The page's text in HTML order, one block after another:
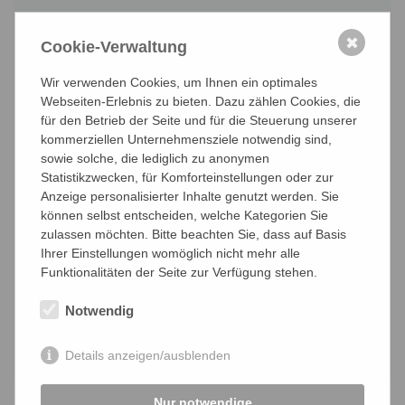
Bitte senden Sie uns Ihren Lebenslauf, ein Foto
und Ihre Zeugnisse damit wir uns ein Bild von
×
Max. 10 MB. Erlaubt sind
.pdf,.odt,.doc,.docx,.xls,.xlsx,.png,.jpg,.jpeg,.zip
Max. 10 MB. Erlaubt sind
.pdf,.odt,.doc,.docx,.xls,.xlsx,.png,.jpg,.jpeg,.zip
Max. 10 MB. Erlaubt sind
Cookie-Verwaltung
Wir verwenden Cookies, um Ihnen ein optimales
Webseiten-Erlebnis zu bieten. Dazu zählen Cookies, die
für den Betrieb der Seite und für die Steuerung unserer
kommerziellen Unternehmensziele notwendig sind,
sowie solche, die lediglich zu anonymen
Statistikzwecken, für Komforteinstellungen oder zur
Anzeige personalisierter Inhalte genutzt werden. Sie
können selbst entscheiden, welche Kategorien Sie
zulassen möchten. Bitte beachten Sie, dass auf Basis
Ihrer Einstellungen womöglich nicht mehr alle
Funktionalitäten der Seite zur Verfügung stehen.
Notwendig
Details anzeigen/ausblenden
✖